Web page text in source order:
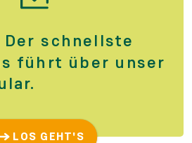
Der schnellste
führt über unser
LOS GEHT'S